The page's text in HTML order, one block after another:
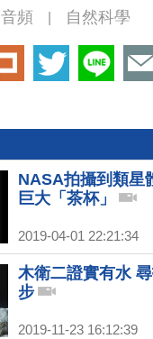
音頻 自然科學
NASA拍攝到類星
巨大「茶杯」
2019-04-01 22:21:34
木衛二證實有水
步
2019-11-23 16:12:39